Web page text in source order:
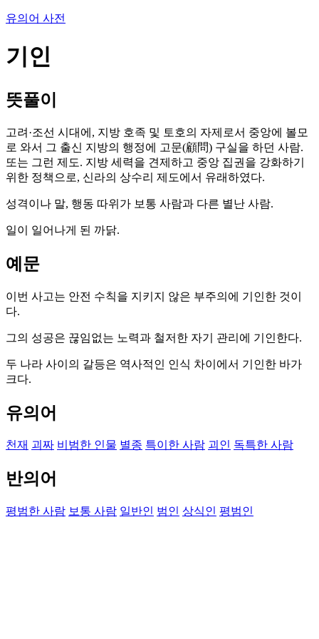
유의어 사전
기인
뜻풀이
고려·조선 시대에, 지방 호족 및 토호의 자제로서 중앙에 볼모
로 와서 그 출신 지방의 행정에 고문(顧問) 구실을 하던 사람.
또는 그런 제도. 지방 세력을 견제하고 중앙 집권을 강화하기
위한 정책으로, 신라의 상수리 제도에서 유래하였다.
성격이나 말, 행동 따위가 보통 사람과 다른 별난 사람.
일이 일어나게 된 까닭.
예문
이번 사고는 안전 수칙을 지키지 않은 부주의에 기인한 것이
다.
그의 성공은 끊임없는 노력과 철저한 자기 관리에 기인한다.
두 나라 사이의 갈등은 역사적인 인식 차이에서 기인한 바가
크다.
유의어
천재 괴짜 비범한 인물 별종 특이한 사람 괴인 독특한 사람
반의어
평범한 사람 보통 사람 일반인 범인 상식인 평범인